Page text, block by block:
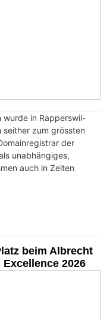
wurde in Rapperswil-
zum grössten
der
unabhängiges,
auch in Zeiten
beim Albrecht
2026